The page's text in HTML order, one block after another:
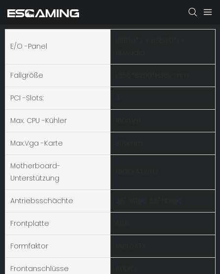
E/O -Panel
Fallgröße
PCI -Slots:
Max. CPU -Kühler
Max.vga -Karte
Motherboard-
Unterstützung
Antriebsschächte
Frontplatte
Formfaktor
Frontanschlüsse